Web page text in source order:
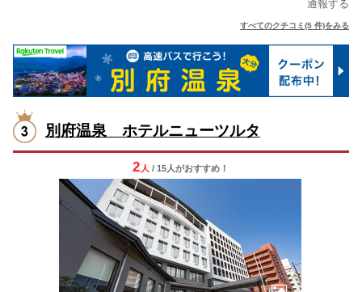
通報する
すべてのクチコミ(5 件)をみる
別府温泉 ホテルニューツルタ
2 人 / 15人がおすすめ！